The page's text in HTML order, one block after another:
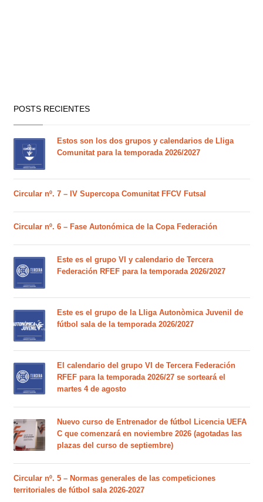
POSTS RECIENTES
Estos son los dos grupos y calendarios de Lliga
Comunitat para la temporada 2026/2027
Circular nº. 7 – IV Supercopa Comunitat FFCV Futsal
Circular nº. 6 – Fase Autonómica de la Copa Federación
Este es el grupo VI y calendario de Tercera
Federación RFEF para la temporada 2026/2027
Este es el grupo de la Lliga Autonòmica Juvenil de
fútbol sala de la temporada 2026/2027
El calendario del grupo VI de Tercera Federación
RFEF para la temporada 2026/27 se sorteará el
martes 4 de agosto
Nuevo curso de Entrenador de fútbol Licencia UEFA
C que comenzará en noviembre 2026 (agotadas las
plazas del curso de septiembre)
Circular nº. 5 – Normas generales de las competiciones
territoriales de fútbol sala 2026-2027